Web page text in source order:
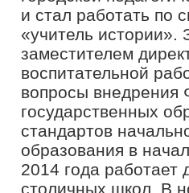
Он внес большой вклад в
подрастающего
награжден
мэра г. Москвы за
мастерство, повышение
образовательных
развитие
образования.
«Более двадцати лет я
образовании из них
руководящих позициях.
«Флагманы образования»